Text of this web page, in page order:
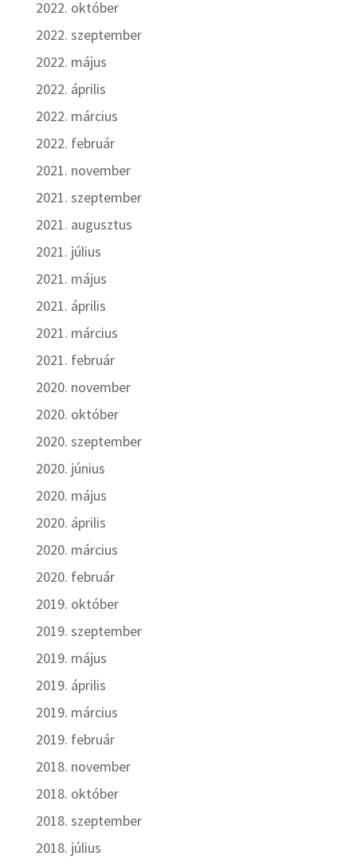
2022. október
2022. szeptember
2022. május
2022. április
2022. március
2022. február
2021. november
2021. szeptember
2021. augusztus
2021. július
2021. május
2021. április
2021. március
2021. február
2020. november
2020. október
2020. szeptember
2020. június
2020. május
2020. április
2020. március
2020. február
2019. október
2019. szeptember
2019. május
2019. április
2019. március
2019. február
2018. november
2018. október
2018. szeptember
2018. július